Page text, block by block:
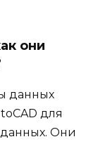
они
данных
для
Они